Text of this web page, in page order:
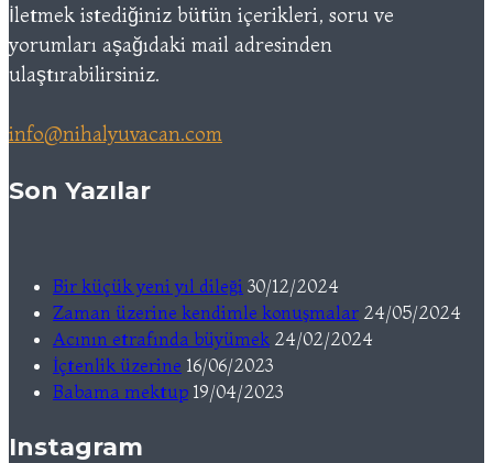
İletmek istediğiniz bütün içerikleri, soru ve
yorumları aşağıdaki mail adresinden
ulaştırabilirsiniz.
info@nihalyuvacan.com
Son Yazılar
Bir küçük yeni yıl dileği 30/12/2024
Zaman üzerine kendimle konuşmalar 24/05/2024
Acının etrafında büyümek 24/02/2024
İçtenlik üzerine 16/06/2023
Babama mektup 19/04/2023
Instagram